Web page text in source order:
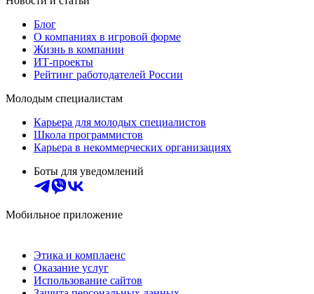
Блог
О компаниях в игровой форме
Жизнь в компании
ИТ-проекты
Рейтинг работодателей России
Молодым специалистам
Карьера для молодых специалистов
Школа программистов
Карьера в некоммерческих организациях
Боты для уведомлений
Мобильное приложение
Этика и комплаенс
Оказание услуг
Использование сайтов